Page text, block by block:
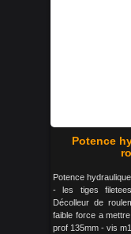
Potence
Potence
- les tiges
Décolleur de
faible force a
prof 135mm - vis